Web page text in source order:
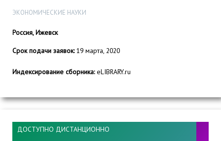
ЭКОНОМИЧЕСКИЕ НАУКИ
Россия, Ижевск
Срок подачи заявок:19 марта, 2020
Индексирование сборника:eLIBRARY.ru
ДОСТУПНО ДИСТАНЦИОННО